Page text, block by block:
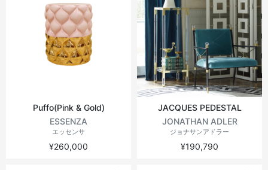
Puffo(Pink & Gold)
ESSENZA
エッセンサ
¥260,000
JACQUES PEDESTAL
JONATHAN ADLER
ジョナサンアドラー
¥190,790